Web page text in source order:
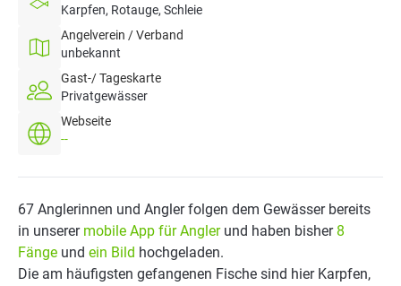
Karpfen, Rotauge, Schleie
Angelverein / Verband
unbekannt
Gast-/ Tageskarte
Privatgewässer
Webseite
--
67 Anglerinnen und Angler folgen dem Gewässer bereits
in unserer mobile App für Anglerund haben bisher 8
Fänge und ein Bild hochgeladen.
Die am häufigsten gefangenen Fische sind hier Karpfen,